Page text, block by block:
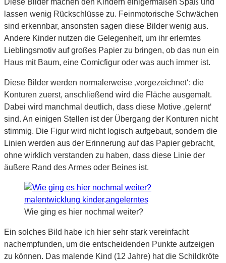
lassen wenig Rückschlüsse zu. Feinmotorische Schwächen
sind erkennbar, ansonsten sagen diese Bilder wenig aus.
Andere Kinder nutzen die Gelegenheit, um ihr erlerntes
Lieblingsmotiv auf großes Papier zu bringen, ob das nun ein
Haus mit Baum, eine Comicfigur oder was auch immer ist.
Diese Bilder werden normalerweise ‚vorgezeichnet‘: die
Konturen zuerst, anschließend wird die Fläche ausgemalt.
Dabei wird manchmal deutlich, dass diese Motive ‚gelernt‘
sind. An einigen Stellen ist der Übergang der Konturen nicht
stimmig. Die Figur wird nicht logisch aufgebaut, sondern die
Linien werden aus der Erinnerung auf das Papier gebracht,
ohne wirklich verstanden zu haben, dass diese Linie der
äußere Rand des Armes oder Beines ist.
Wie ging es hier nochmal weiter?
Ein solches Bild habe ich hier sehr stark vereinfacht
nachempfunden, um die entscheidenden Punkte aufzeigen
zu können. Das malende Kind (12 Jahre) hat die Schildkröte